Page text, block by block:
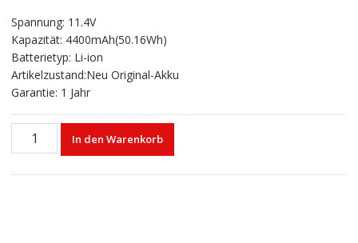
Spannung: 11.4V
Kapazität: 4400mAh(50.16Wh)
Batterietyp: Li-ion
Artikelzustand:Neu Original-Akku
Garantie: 1 Jahr
Laptop
In den Warenkorb